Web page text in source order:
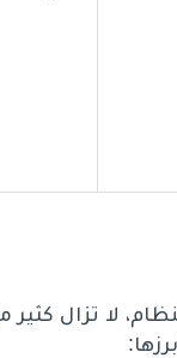
لا تزال